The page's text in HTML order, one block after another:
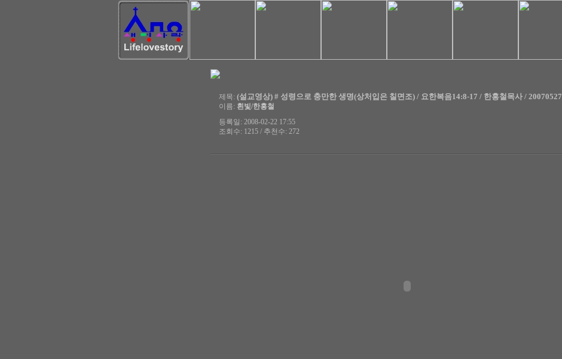
제목: (설교영상) # 성령으로 충만한 생명(상처입은 칠면조) / 요한복음14:8-17 / 한홍철목사 / 20070527
이름: 흰빛/한홍철
등록일: 2008-02-22 17:55
조회수: 1215 / 추천수: 272